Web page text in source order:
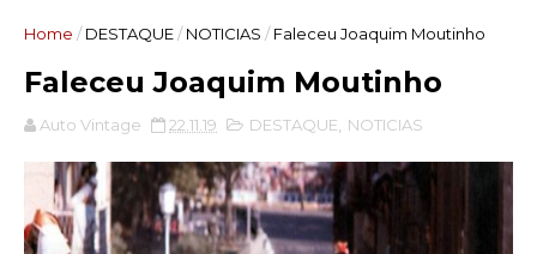
Home / DESTAQUE/ NOTICIAS / Faleceu Joaquim Moutinho
Faleceu Joaquim Moutinho
Auto Vintage 22.11.19 DESTAQUE NOTICIAS